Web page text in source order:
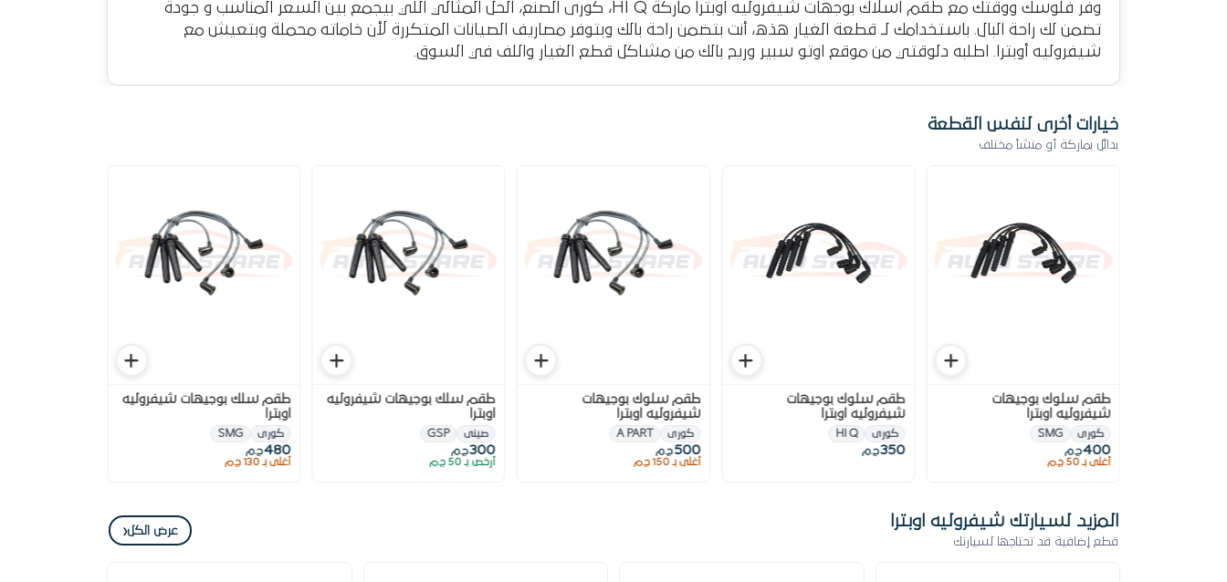
وفر فلوسك ووقتك مع طقم اسلاك بوجهات شيفروليه اوبترا ماركة HI Q، كورى الصنع، الحل المثالي اللي بيجمع بين السعر المناسب و جودة
تضمن لك راحة البال. باستخدامك لـ قطعة الغيار هذه، أنت بتضمن راحة بالك وبتوفر مصاريف الصيانات المتكررة لأن خاماته محملة وبتعيش مع
شيفروليه أوبترا. اطلبه دلوقتي من موقع اوتو سبير وريح بالك من مشاكل قطع الغيار واللف في السوق.
خيارات أخرى لنفس القطعة
بدائل بماركة أو منشأ مختلف
طقم سلوك بوجيهات
شيفروليه اوبترا
كورى SMG
400ج.م
أغلى بـ 50 ج.م
طقم سلوك بوجيهات
شيفروليه اوبترا
كورى HI Q
350ج.م
طقم سلوك بوجيهات
شيفروليه اوبترا
كورى A PART
500ج.م
أغلى بـ 150 ج.م
طقم سلك بوجيهات شيفروليه
اوبترا
صينى GSP
300ج.م
أرخص بـ 50 ج.م
طقم سلك بوجيهات شيفروليه
اوبترا
كورى SMG
480ج.م
أغلى بـ 130 ج.م
المزيد لسيارتك شيفروليه اوبترا
قطع إضافية قد تحتاجها لسيارتك
عرض الكل‹